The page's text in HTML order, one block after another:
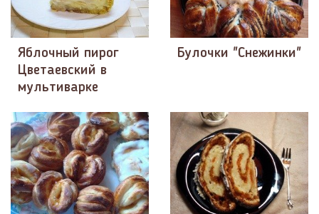
Яблочный пирог
Цветаевский в
мультиварке
Булочки "Снежинки"